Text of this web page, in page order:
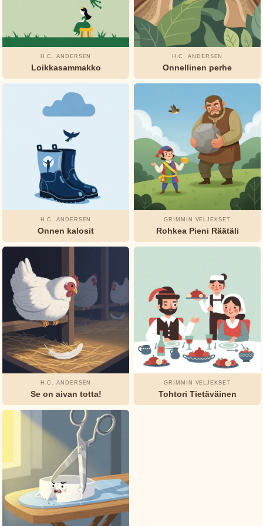
Leprince
Beaumont
Oscar
Wilde
Selma
Lagerlöf
Tuhannen
ja yhden
yön
tarinat
Tuntematon
Watty
H.C. ANDERSEN
Loikkasammakko
H.C. ANDERSEN
Onnellinen perhe
H.C. ANDERSEN
Onnen kalosit
GRIMMIN VELJEKSET
Rohkea Pieni Räätäli
H.C. ANDERSEN
Se on aivan totta!
GRIMMIN VELJEKSET
Tohtori Tietäväinen